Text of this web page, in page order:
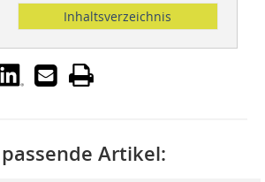
Inhaltsverzeichnis
Artikel: